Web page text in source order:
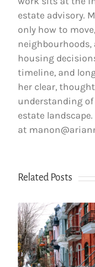
estate advisory.
only how to
housing
timeline, and
her clear,
understanding
estate
at
Related Posts
louer à